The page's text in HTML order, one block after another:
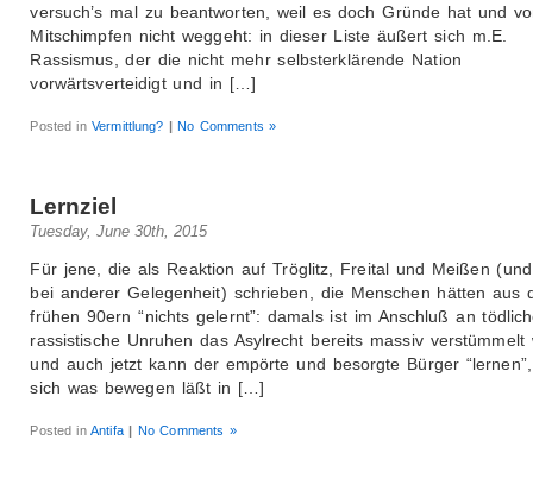
versuch’s mal zu beantworten, weil es doch Gründe hat und
Mitschimpfen nicht weggeht: in dieser Liste äußert sich m.E.
Rassismus, der die nicht mehr selbsterklärende Nation
vorwärtsverteidigt und in […]
Posted inVermittlung? | No Comments »
Lernziel
Tuesday, June 30th, 2015
Für jene, die als Reaktion auf Tröglitz, Freital und Meißen
bei anderer Gelegenheit) schrieben, die Menschen hätten aus
frühen 90ern “nichts gelernt”: damals ist im Anschluß an
rassistische Unruhen das Asylrecht bereits massiv verstümmelt
und auch jetzt kann der empörte und besorgte Bürger
sich was bewegen läßt in […]
Posted inAntifa | No Comments »